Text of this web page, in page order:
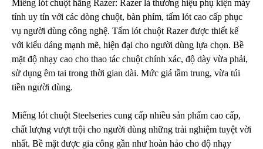
Miếng lót chuột hãng Razer: Razer là thương hiệu phụ kiện máy
tính uy tín với các dòng chuột, bàn phím, tấm lót cao cấp phục
vụ người dùng công nghệ. Tấm lót chuột Razer được thiết kế
với kiểu dáng mạnh mẽ, hiện đại cho người dùng lựa chọn. Bề
mặt độ nhạy cao cho thao tác chuột chính xác, độ dày vừa phải,
sử dụng êm tai trong thời gian dài. Mức giá tầm trung, vừa túi
tiền người dùng.
Miếng lót chuột Steelseries cung cấp nhiều sản phẩm cao cấp,
chất lượng vượt trội cho người dùng những trải nghiệm tuyệt vời
nhất. Bề mặt được gia công gần như hoàn hảo cho độ nhạy